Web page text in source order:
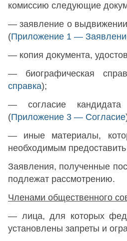
комиссию следующие
— заявление о выдвижении
(Приложение 1 —
— копия документа,
— биографическая
справка);
— согласие
(Приложение 3 — Согласие
— иные материалы,
необходимым
Заявления, полученные
подлежат рассмотрению.
Членами общественного
— лица, для которых
установлены запреты и